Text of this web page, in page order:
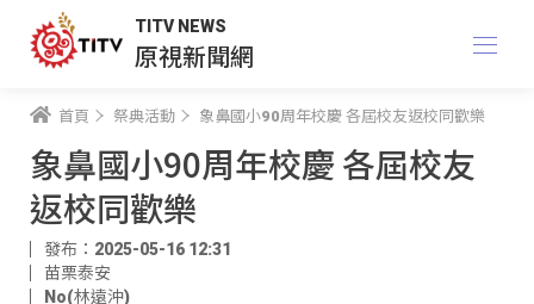
TITV NEWS
原視新聞網
首頁 祭典活動 象鼻國小90周年校慶 各屆校友返校同歡樂
象鼻國小90周年校慶 各屆校友
返校同歡樂
發布：2025-05-16 12:31
苗栗泰安
No(林遠沖)